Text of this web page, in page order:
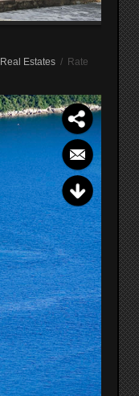
Real Estates / Rate